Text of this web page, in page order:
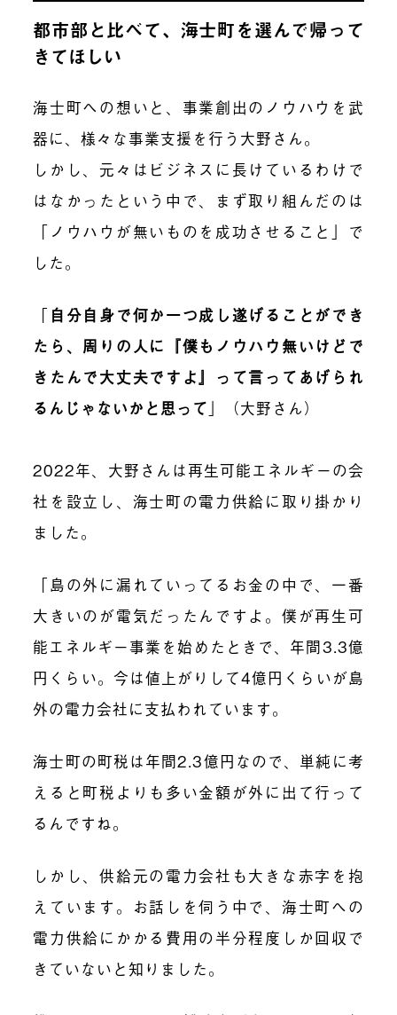
都市部と比べて、海士町を選んで帰って
きてほしい
海士町への想いと、事業創出のノウハウを武
器に、様々な事業支援を行う大野さん。
しかし、元々はビジネスに長けているわけで
はなかったという中で、まず取り組んだのは
「ノウハウが無いものを成功させること」で
した。
「 自分自身で何か一つ成し遂げることができ
たら、周りの人に『僕もノウハウ無いけどで
きたんで大丈夫ですよ』って言ってあげられ
るんじゃないかと思って 」（大野さん）
2022年、大野さんは再生可能エネルギーの会
社を設立し、海士町の電力供給に取り掛かり
ました。
「島の外に漏れていってるお金の中で、一番
大きいのが電気だったんですよ。僕が再生可
能エネルギー事業を始めたときで、年間3.3億
円くらい。今は値上がりして4億円くらいが島
外の電力会社に支払われています。
海士町の町税は年間2.3億円なので、単純に考
えると町税よりも多い金額が外に出て行って
るんですね。
しかし、供給元の電力会社も大きな赤字を抱
えています。お話しを伺う中で、海士町への
電力供給にかかる費用の半分程度しか回収で
きていないと知りました。